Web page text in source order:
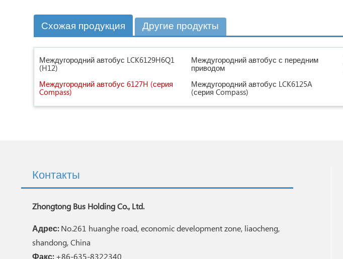
Схожая продукция Другие продукты
Междугородний автобус LCK6129H6Q1
(H12)
Междугородний автобус с передним
приводом
Междугородний автобус 6127H (серия
Compass)
Междугородний автобус LCK6125A
(серия Compass)
Контакты
Zhongtong Bus Holding Co., Ltd.
Адрес:No.261 huanghe road, economic development zone, liaocheng,
shandong, China